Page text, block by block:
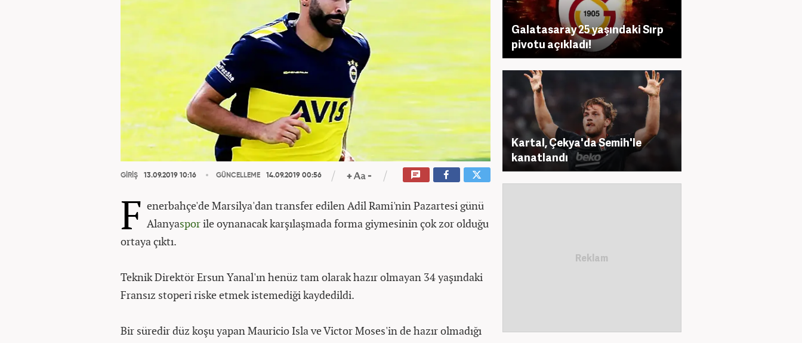
GİRİŞ 13.09.2019 10:16 GÜNCELLEME 14.09.2019 00:56
F enerbahçe'de Marsilya'dan transfer edilen Adil Rami'nin Pazartesi günü
Alanyasporile oynanacak karşılaşmada forma giymesinin çok zor olduğu
ortaya çıktı.
Teknik Direktör Ersun Yanal'ın henüz tam olarak hazır olmayan 34 yaşındaki
Fransız stoperi riske etmek istemediği kaydedildi.
Bir süredir düz koşu yapan Mauricio Isla ve Victor Moses'in de hazır olmadığı
Galatasaray 25 yaşındaki Sırp
pivotu açıkladı!
Kartal, Çekya'da Semih'le
kanatlandı